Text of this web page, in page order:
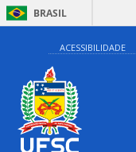
BRASIL
ACESSIBILIDADE